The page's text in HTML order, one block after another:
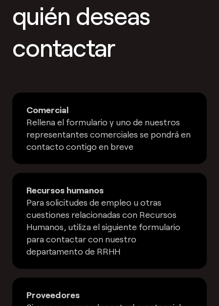
quién deseas
contactar
Comercial
Rellena el formulario y uno de nuestros
representantes comerciales se pondrá en
contacto contigo en breve
Recursos humanos
Para solicitudes de empleo u otras
cuestiones relacionadas con Recursos
Humanos, utiliza el siguiente formulario
para contactar con nuestro
departamento de RRHH
Proveedores